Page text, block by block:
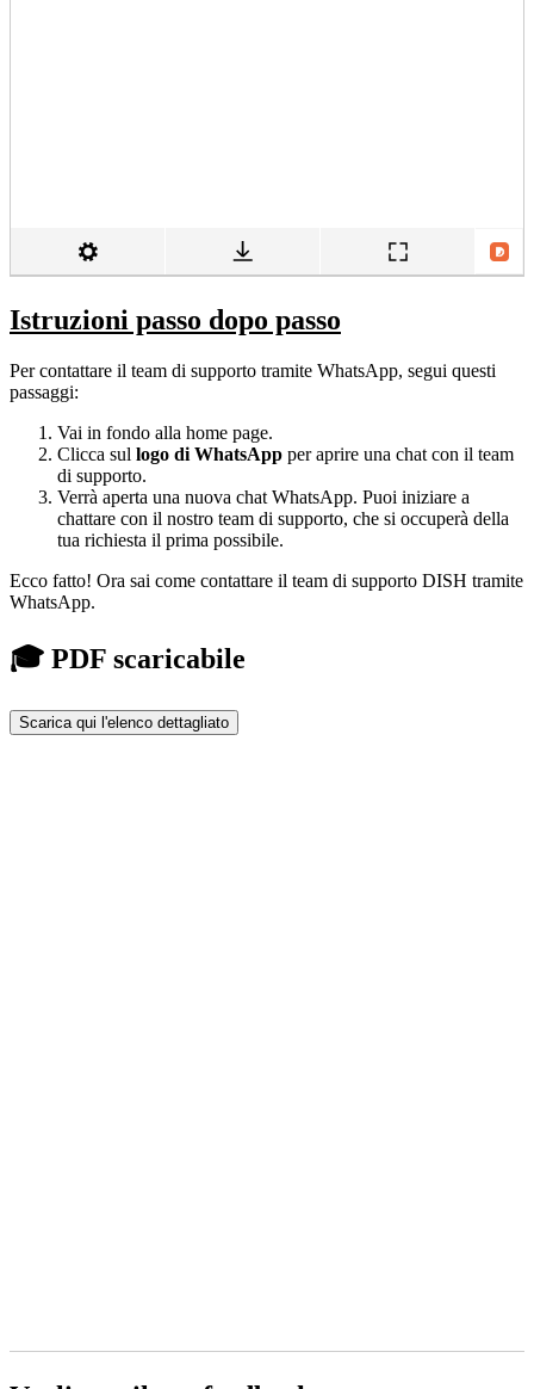
Istruzioni passo dopo passo
Per contattare il team di supporto tramite WhatsApp, segui questi
passaggi:
Vai in fondo alla home page.
Clicca sul logo di WhatsApp per aprire una chat con il team
di supporto.
Verrà aperta una nuova chat WhatsApp. Puoi iniziare a
chattare con il nostro team di supporto, che si occuperà della
tua richiesta il prima possibile.
Ecco fatto! Ora sai come contattare il team di supporto DISH tramite
WhatsApp.
🎓 PDF scaricabile
Scarica qui l'elenco dettagliato